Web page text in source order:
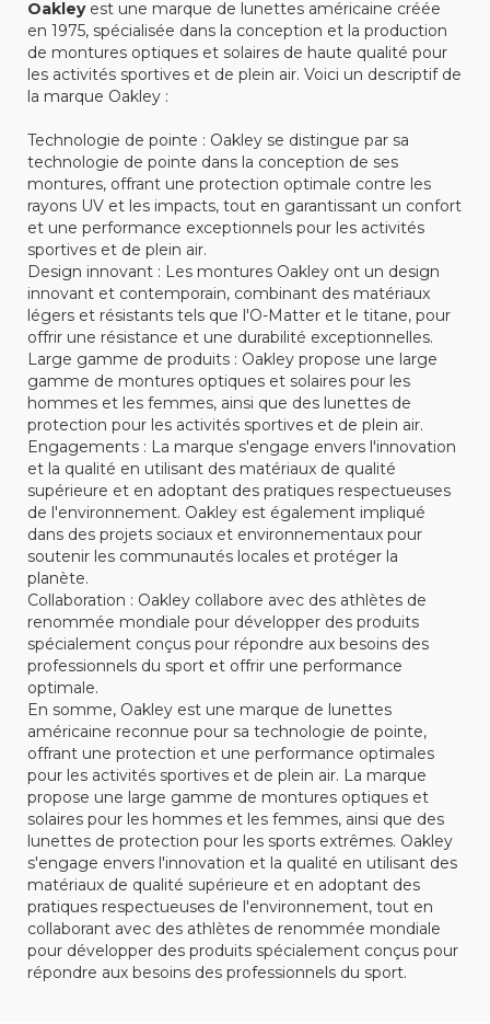
Oakleyest une marque de lunettes américaine créée
en 1975, spécialisée dans la conception et la production
de montures optiques et solaires de haute qualité pour
les activités sportives et de plein air. Voici un descriptif de
la marque Oakley :
Technologie de pointe : Oakley se distingue par sa
technologie de pointe dans la conception de ses
montures, offrant une protection optimale contre les
rayons UV et les impacts, tout en garantissant un confort
et une performance exceptionnels pour les activités
sportives et de plein air.
Design innovant : Les montures Oakley ont un design
innovant et contemporain, combinant des matériaux
légers et résistants tels que l'O-Matter et le titane, pour
offrir une résistance et une durabilité exceptionnelles.
Large gamme de produits : Oakley propose une large
gamme de montures optiques et solaires pour les
hommes et les femmes, ainsi que des lunettes de
protection pour les activités sportives et de plein air.
Engagements : La marque s'engage envers l'innovation
et la qualité en utilisant des matériaux de qualité
supérieure et en adoptant des pratiques respectueuses
de l'environnement. Oakley est également impliqué
dans des projets sociaux et environnementaux pour
soutenir les communautés locales et protéger la
planète.
Collaboration : Oakley collabore avec des athlètes de
renommée mondiale pour développer des produits
spécialement conçus pour répondre aux besoins des
professionnels du sport et offrir une performance
optimale.
En somme, Oakley est une marque de lunettes
américaine reconnue pour sa technologie de pointe,
offrant une protection et une performance optimales
pour les activités sportives et de plein air. La marque
propose une large gamme de montures optiques et
solaires pour les hommes et les femmes, ainsi que des
lunettes de protection pour les sports extrêmes. Oakley
s'engage envers l'innovation et la qualité en utilisant des
matériaux de qualité supérieure et en adoptant des
pratiques respectueuses de l'environnement, tout en
collaborant avec des athlètes de renommée mondiale
pour développer des produits spécialement conçus pour
répondre aux besoins des professionnels du sport.